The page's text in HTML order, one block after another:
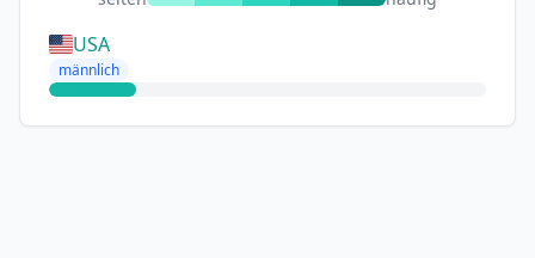
USA
männlich